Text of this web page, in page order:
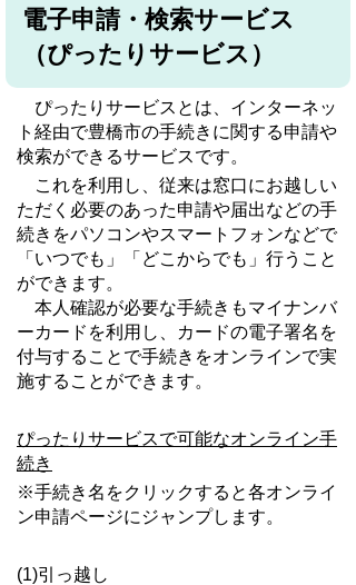
電子申請・検索サービス
（ぴったりサービス）
ぴったりサービスとは、インターネッ
ト経由で豊橋市の手続きに関する申請や
検索ができるサービスです。
これを利用し、従来は窓口にお越しい
ただく必要のあった申請や届出などの手
続きをパソコンやスマートフォンなどで
「いつでも」「どこからでも」行うこと
ができます。
本人確認が必要な手続きもマイナンバ
ーカードを利用し、カードの電子署名を
付与することで手続きをオンラインで実
施することができます。
ぴったりサービスで可能なオンライン手
続き
※手続き名をクリックすると各オンライ
ン申請ページにジャンプします。
(1)引っ越し